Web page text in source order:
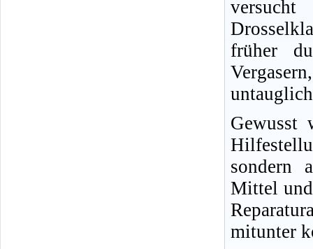
früher
Gewusst
sondern
Mittel und
mitunter